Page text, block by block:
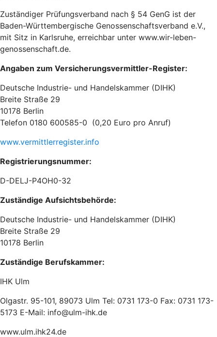
Zuständiger Prüfungsverband nach § 54 GenG ist der
Baden-Württembergische Genossenschaftsverband e.V.,
mit Sitz in Karlsruhe, erreichbar unter www.wir-leben-
genossenschaft.de.
Angaben zum Versicherungsvermittler-Register:
Deutsche Industrie- und Handelskammer (DIHK)
Breite Straße 29
10178 Berlin
Telefon 0180 600585-0 (0,20 Euro pro Anruf)
www.vermittlerregister.info
Registrierungsnummer:
D-DELJ-P4OH0-32
Zuständige Aufsichtsbehörde:
Deutsche Industrie- und Handelskammer (DIHK)
Breite Straße 29
10178 Berlin
Zuständige Berufskammer:
IHK Ulm
Olgastr. 95-101, 89073 Ulm Tel: 0731 173-0 Fax: 0731 173-
5173 E-Mail: info@ulm-ihk.de
www.ulm.ihk24.de